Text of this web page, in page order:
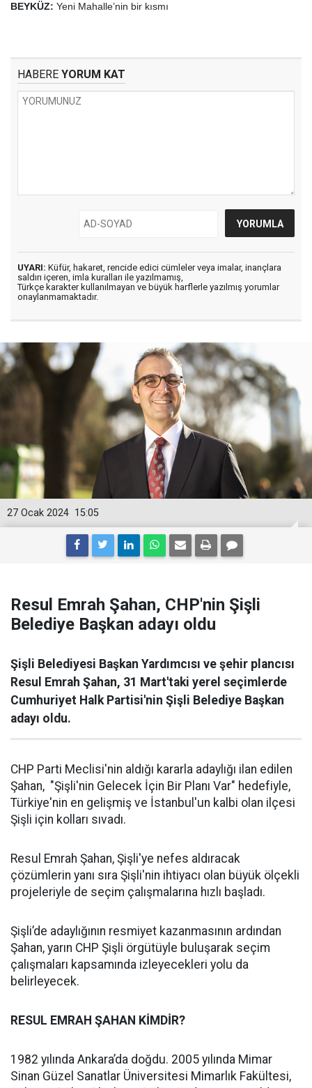
BEYKÜZ: Yeni Mahalle’nin bir kısmı
HABERE YORUM KAT
UYARI: Küfür, hakaret, rencide edici cümleler veya imalar, inançlara
saldırı içeren, imla kuralları ile yazılmamış,
Türkçe karakter kullanılmayan ve büyük harflerle yazılmış yorumlar
onaylanmamaktadır.
15:05
27 Ocak 2024
Resul Emrah Şahan, CHP'nin Şişli
Belediye Başkan adayı oldu
Şişli Belediyesi Başkan Yardımcısı ve şehir plancısı
Resul Emrah Şahan, 31 Mart'taki yerel seçimlerde
Cumhuriyet Halk Partisi'nin Şişli Belediye Başkan
adayı oldu.
CHP Parti Meclisi'nin aldığı kararla adaylığı ilan edilen
Şahan, "Şişli'nin Gelecek İçin Bir Planı Var" hedefiyle,
Türkiye'nin en gelişmiş ve İstanbul'un kalbi olan ilçesi
Şişli için kolları sıvadı.
Resul Emrah Şahan, Şişli'ye nefes aldıracak
çözümlerin yanı sıra Şişli'nin ihtiyacı olan büyük ölçekli
projeleriyle de seçim çalışmalarına hızlı başladı.
Şişli’de adaylığının resmiyet kazanmasının ardından
Şahan, yarın CHP Şişli örgütüyle buluşarak seçim
çalışmaları kapsamında izleyecekleri yolu da
belirleyecek.
RESUL EMRAH ŞAHAN KİMDİR?
1982 yılında Ankara’da doğdu. 2005 yılında Mimar
Sinan Güzel Sanatlar Üniversitesi Mimarlık Fakültesi,